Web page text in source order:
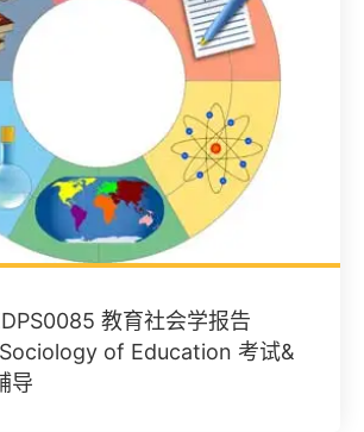
教育社会学报告
of Education 考试&
导